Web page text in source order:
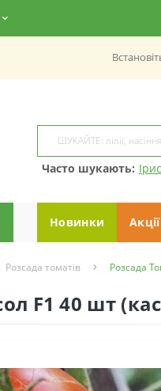
Часто шукають:
Новинки Акції
Розсада томатів Розсада
F1 40 шт